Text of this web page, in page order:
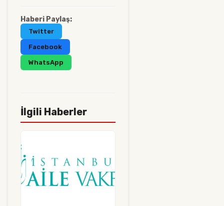
Haberi Paylaş:
Twitter
Facebook
WhatsApp
İlgili Haberler